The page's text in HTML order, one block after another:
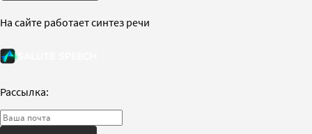
На сайте работает синтез речи
Рассылка: